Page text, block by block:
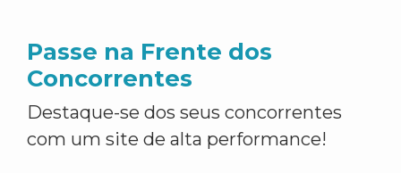
Passe na Frente dos
Concorrentes
Destaque-se dos seus concorrentes
com um site de alta performance!